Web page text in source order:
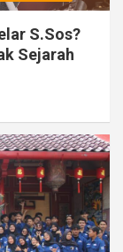
S.Sos?
Sejarah